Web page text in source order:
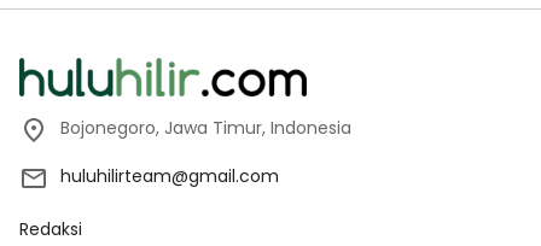
Bojonegoro, Jawa Timur, Indonesia
huluhilirteam@gmail.com
Redaksi